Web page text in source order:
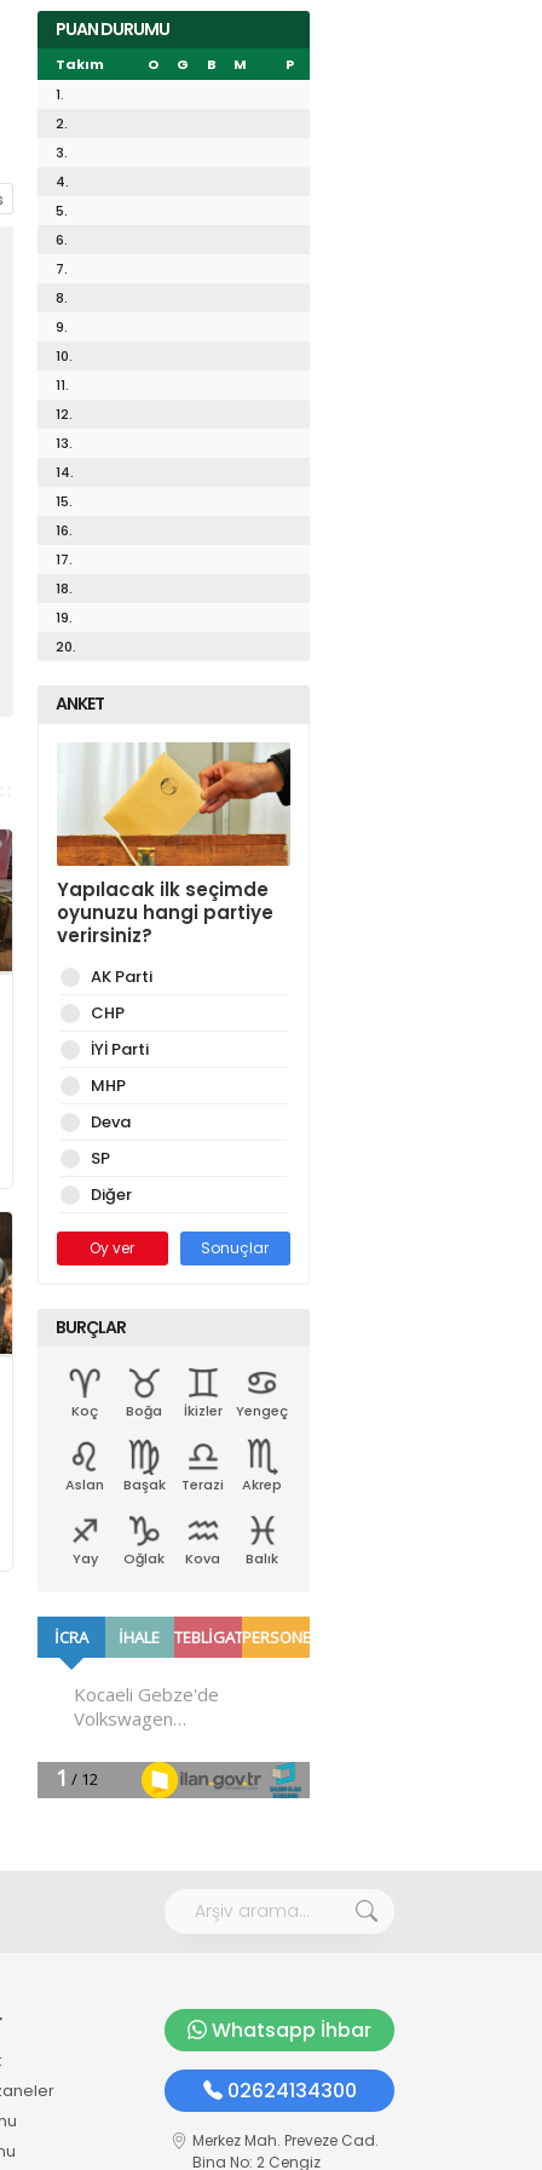
PUAN DURUMU
Takım O G B M
P
1.
2.
3.
4.
5.
6.
7.
8.
9.
10.
11.
12.
13.
14.
15.
16.
17.
18.
19.
20.
ANKET
Yapılacak ilk seçimde
oyunuzu hangi partiye
verirsiniz?
AK Parti
CHP
İYİ Parti
MHP
Deva
SP
Diğer
Oy ver Sonuçlar
BURÇLAR
Koç Boğa İkizler Yengeç
Aslan Başak Terazi Akrep
Yay Oğlak Kova Balık
Whatsapp İhbar
02624134300
Merkez Mah. Preveze Cad.
Bina No: 2 Cengiz